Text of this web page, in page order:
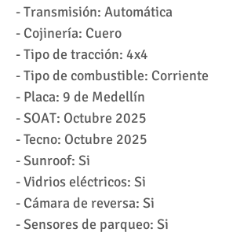
- Transmisión: Automática
- ⁠Cojinería: Cuero
- ⁠Tipo de tracción: 4x4
- ⁠Tipo de combustible: Corriente
- ⁠Placa: 9 de Medellín
- ⁠SOAT: Octubre 2025
- ⁠Tecno: Octubre 2025
- ⁠Sunroof: Si
- ⁠Vidrios eléctricos: Si
- ⁠Cámara de reversa: Si
- ⁠Sensores de parqueo: Si